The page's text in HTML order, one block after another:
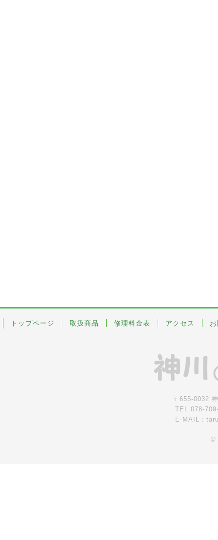
トップページ 取扱商品 修理料金表 アクセス
〒655-0032
TEL.078-
E-MAIL：
©